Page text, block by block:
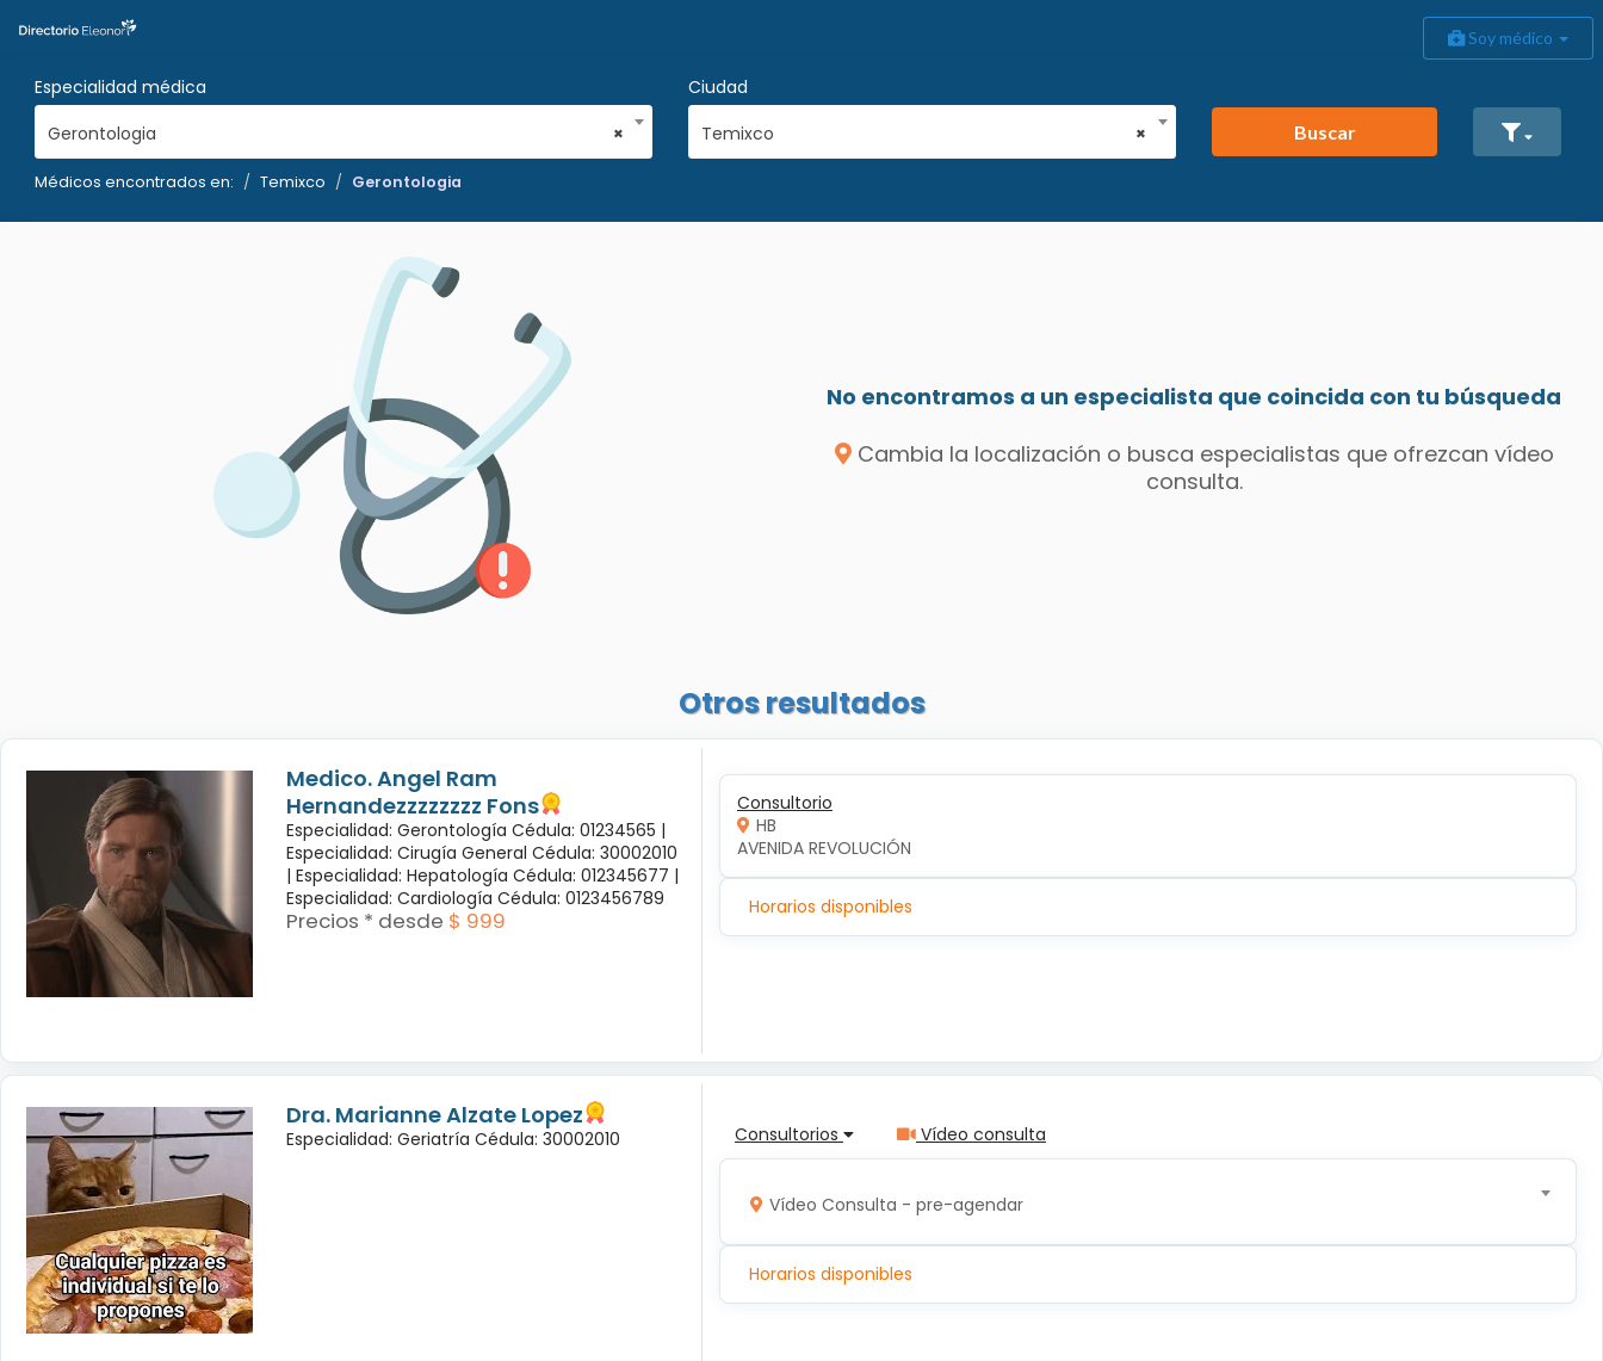
Soy médico
Especialidad médica
×
Gerontologia
Ciudad
×
Temixco Buscar
Médicos encontrados en: Temixco Gerontologia
No encontramos a un especialista que coincida con tu búsqueda
Cambia la localización o busca especialistas que ofrezcan vídeo
consulta.
Otros resultados
Medico. Angel Ram
Hernandezzzzzzzz Fons
Especialidad: Gerontología Cédula: 01234565 |
Especialidad: Cirugía General Cédula: 30002010
| Especialidad: Hepatología Cédula: 012345677 |
Especialidad: Cardiología Cédula: 0123456789
Precios * desde $ 999
Consultorio
HB
AVENIDA REVOLUCIÓN
Horarios disponibles
Dra. Marianne Alzate Lopez
Especialidad: Geriatría Cédula: 30002010 Consultorios Vídeo consulta
Vídeo Consulta - pre-agendar
Horarios disponibles